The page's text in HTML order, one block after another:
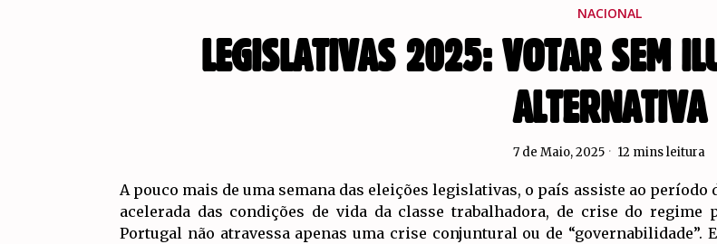
NACIONAL
LEGISLATIVAS 2025: VOTAR SEM
ALTERNATIVA
7 de Maio, 2025 12 mins leitura
A pouco mais de uma semana das eleições legislativas, o país assiste ao
acelerada das condições de vida da classe trabalhadora, de crise do
Portugal não atravessa apenas uma crise conjuntural ou de